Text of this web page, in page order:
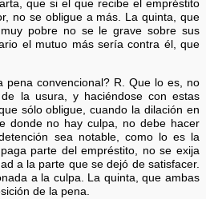
que si el que recibe el empréstito
no se obligue a más. La quinta, que
pobre no se le grave sobre sus
el mutuo más sería contra él, que
pena convencional? R. Que lo es, no
la usura, y haciéndose con estas
sólo obligue, cuando la dilación en
donde no hay culpa, no debe hacer
sea notable, como lo es la
parte del empréstito, no se exija
a la parte que se dejó de satisfacer.
a la culpa. La quinta, que ambas
de la pena.